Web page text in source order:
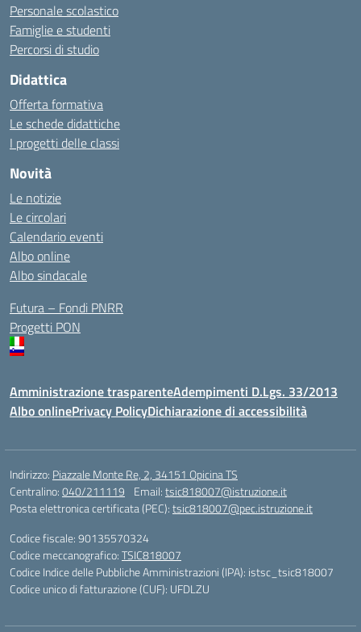
Personale scolastico
Famiglie e studenti
Percorsi di studio
Didattica
Offerta formativa
Le schede didattiche
I progetti delle classi
Novità
Le notizie
Le circolari
Calendario eventi
Albo online
Albo sindacale
Futura – Fondi PNRR
Progetti PON
Amministrazione trasparenteAdempimenti D.Lgs. 33/2013
Albo onlinePrivacy PolicyDichiarazione di accessibilità
Indirizzo: Piazzale Monte Re, 2, 34151 Opicina TS
Centralino:040/211119 Email:tsic818007@istruzione.it
Posta elettronica certificata (PEC):tsic818007@pec.istruzione.it
Codice fiscale: 90135570324
Codice meccanografico:TSIC818007
Codice Indice delle Pubbliche Amministrazioni (IPA): istsc_tsic818007
Codice unico di fatturazione (CUF): UFDLZU